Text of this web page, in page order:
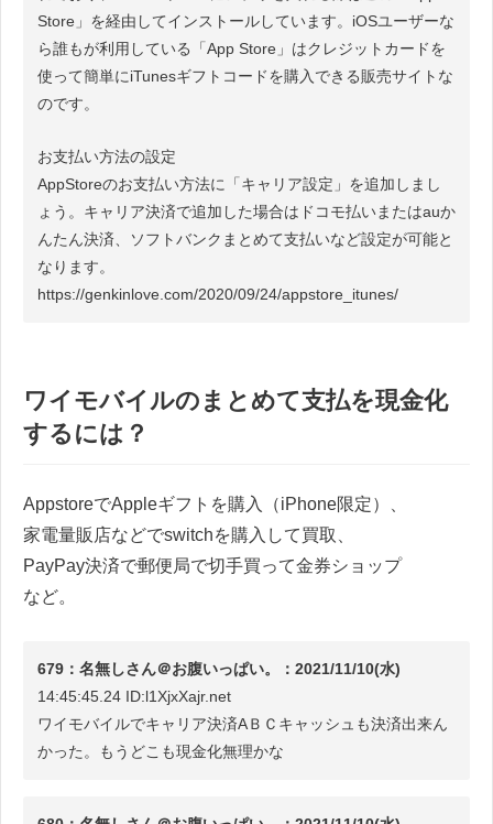
Store」を経由してインストールしています。iOSユーザーな
ら誰もが利用している「App Store」はクレジットカードを
使って簡単にiTunesギフトコードを購入できる販売サイトな
のです。
お支払い方法の設定
AppStoreのお支払い方法に「キャリア設定」を追加しまし
ょう。キャリア決済で追加した場合はドコモ払いまたはauか
んたん決済、ソフトバンクまとめて支払いなど設定が可能と
なります。
https://genkinlove.com/2020/09/24/appstore_itunes/
ワイモバイルのまとめて支払を現金化
するには？
AppstoreでAppleギフトを購入（iPhone限定）、
家電量販店などでswitchを購入して買取、
PayPay決済で郵便局で切手買って金券ショップ
など。
679：名無しさん＠お腹いっぱい。：2021/11/10(水)
14:45:45.24 ID:l1XjxXajr.net
ワイモバイルでキャリア決済AＢＣキャッシュも決済出来ん
かった。もうどこも現金化無理かな